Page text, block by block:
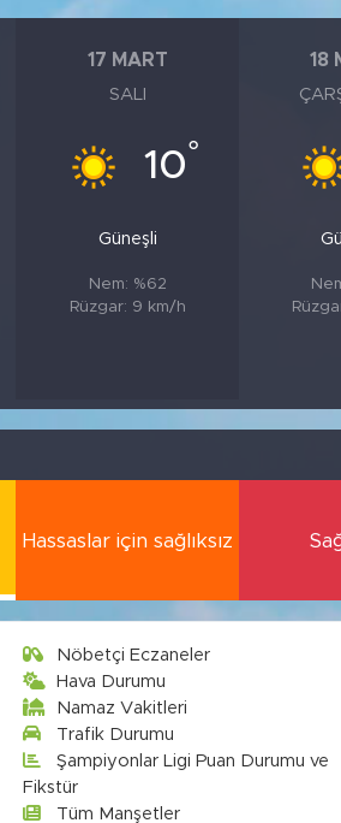
17 MART
SALI
10°
Güneşli
Nem: %62
Rüzgar: 9 km/h
18
Hassaslar için sağlıksız
Nöbetçi Eczaneler
Hava Durumu
Namaz Vakitleri
Trafik Durumu
Şampiyonlar Ligi Puan Durumu ve
Fikstür
Tüm Manşetler